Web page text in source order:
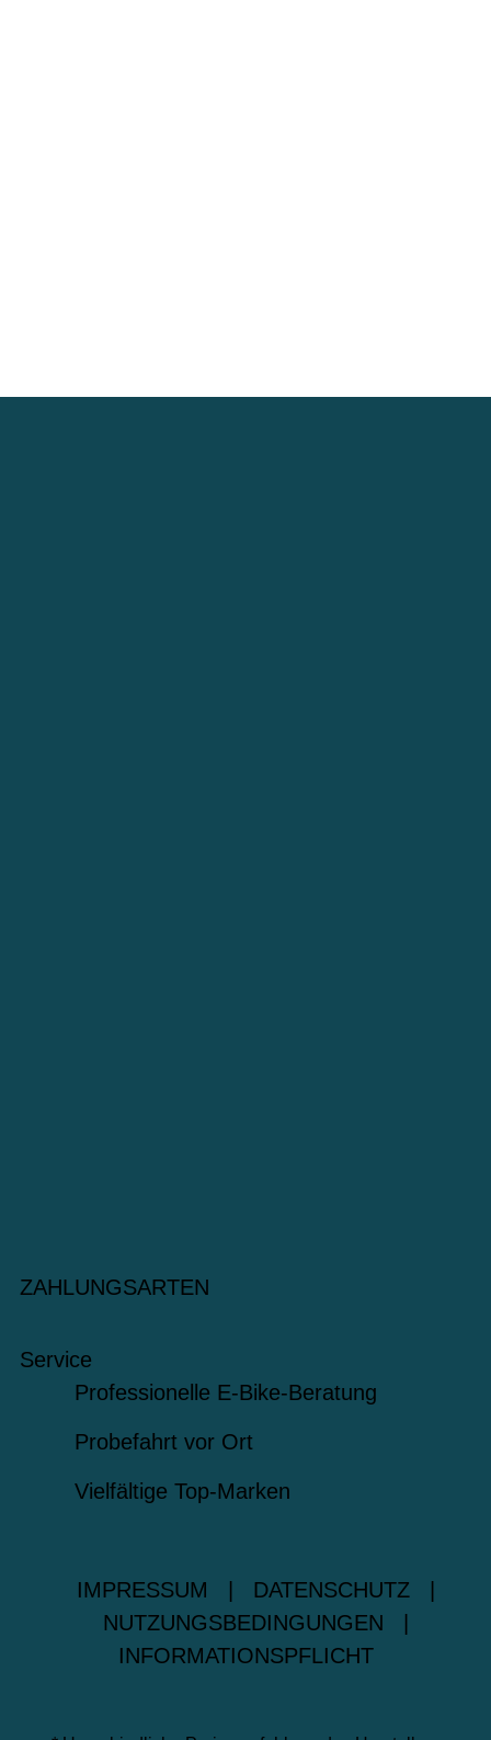
ZAHLUNGSARTEN
Service
Professionelle E-Bike-Beratung
Probefahrt vor Ort
Vielfältige Top-Marken
IMPRESSUM DATENSCHUTZ
NUTZUNGSBEDINGUNGEN
INFORMATIONSPFLICHT